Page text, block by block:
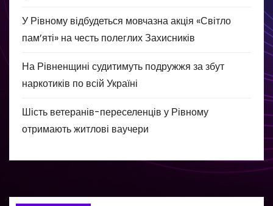
У Рівному відбудеться мовчазна акція «Світло
пам’яті» на честь полеглих Захисників
На Рівненщині судитимуть подружжя за збут
наркотиків по всій Україні
Шість ветеранів-переселенців у Рівному
отримають житлові ваучери